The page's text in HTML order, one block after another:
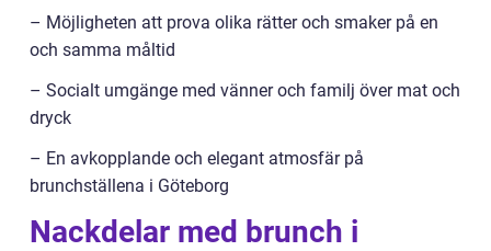
– Möjligheten att prova olika rätter och smaker på en
och samma måltid
– Socialt umgänge med vänner och familj över mat och
dryck
– En avkopplande och elegant atmosfär på
brunchställena i Göteborg
Nackdelar med brunch i